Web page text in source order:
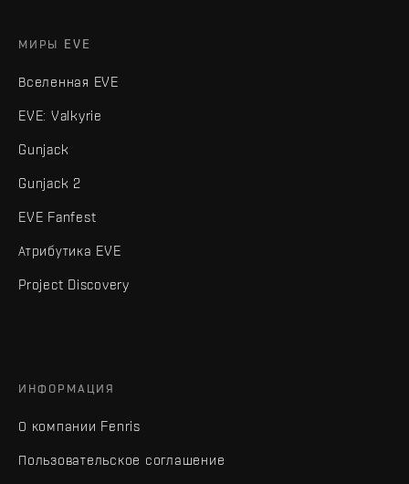
МИРЫ EVE
Вселенная EVE
EVE: Valkyrie
Gunjack
Gunjack 2
EVE Fanfest
Атрибутика EVE
Project Discovery
ИНФОРМАЦИЯ
О компании Fenris
Пользовательское соглашение